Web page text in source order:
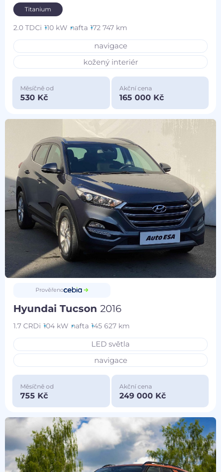
Titanium
2.0 TDCi 110 kW nafta 172 747 km
navigace
kožený interiér
Měsíčně od
530 Kč
Akční cena
165 000 Kč
Prověřeno
Hyundai Tucson2016
1.7 CRDi 104 kW nafta 145 627 km
LED světla
navigace
Měsíčně od
755 Kč
Akční cena
249 000 Kč